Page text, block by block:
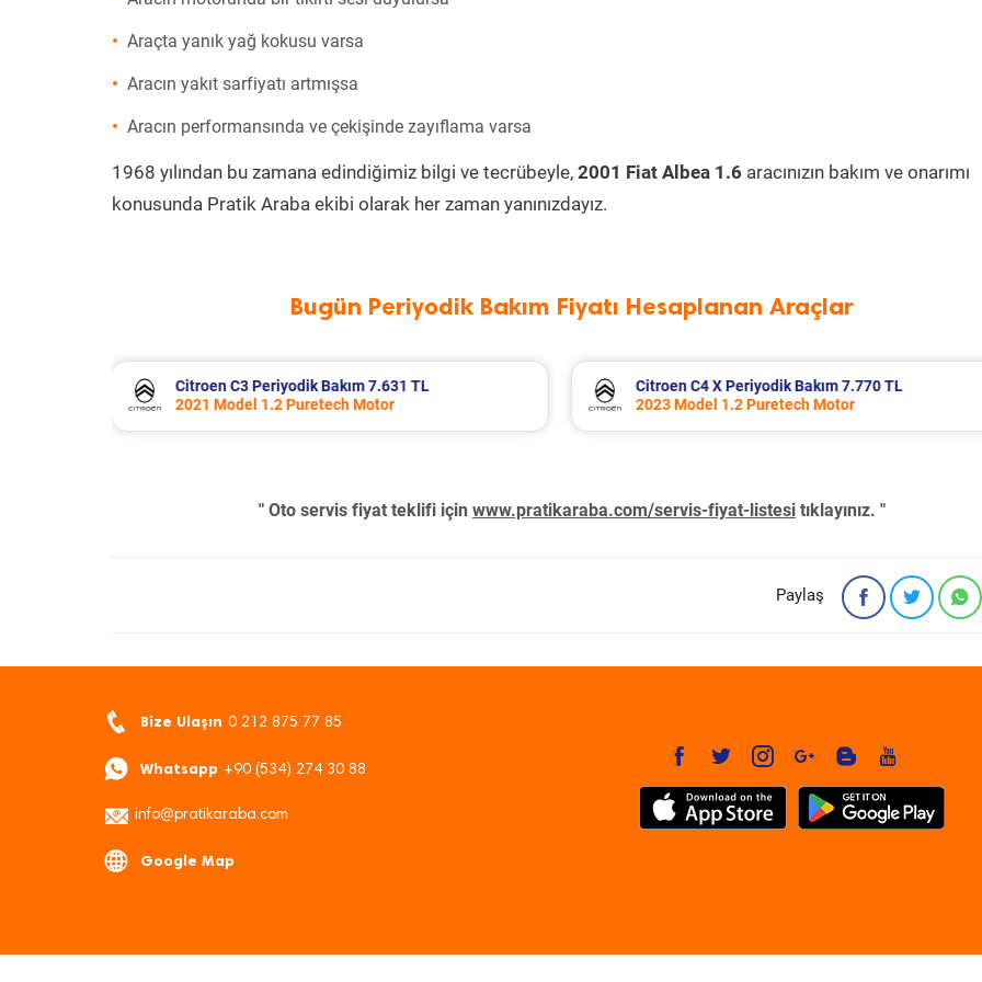
Araçta yanık yağ kokusu varsa
Aracın yakıt sarfiyatı artmışsa
Aracın performansında ve çekişinde zayıflama varsa
1968 yılından bu zamana edindiğimiz bilgi ve tecrübeyle, 2001 Fiat Albea 1.6 aracınızın bakım ve onarımı
konusunda Pratik Araba ekibi olarak her zaman yanınızdayız.
Bugün Periyodik Bakım Fiyatı Hesaplanan Araçlar
Citroen C4 X Periyodik Bakım 7.770 TL
2023 Model 1.2 Puretech Motor
Volkswagen T-Roc Periyodik Bakım
2025 Model 1.5 Tsi Motor
" Oto servis fiyat teklifi için www.pratikaraba.com/servis-fiyat-listesi tıklayınız. "
Paylaş
Bize Ulaşın 0 212 875 77 85
Whatsapp +90 (534) 274 30 88
info@pratikaraba.com
Google Map